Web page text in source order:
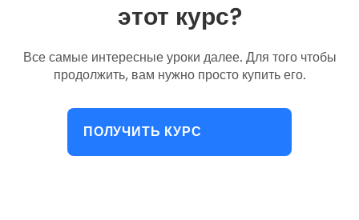
этот курс?
Все самые интересные уроки далее. Для того чтобы
продолжить, вам нужно просто купить его.
ПОЛУЧИТЬ КУРС